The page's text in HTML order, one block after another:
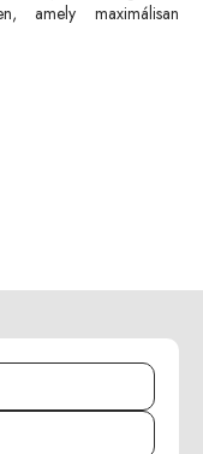
amely maximálisan